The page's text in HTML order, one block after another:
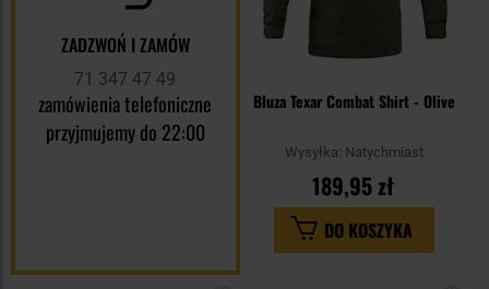
ZADZWOŃ I ZAMÓW
71 347 47 49
zamówienia telefoniczne
przyjmujemy do 22:00
Bluza Texar Combat Shirt - Olive
Wysyłka: Natychmiast
189,95 zł
DO KOSZYKA